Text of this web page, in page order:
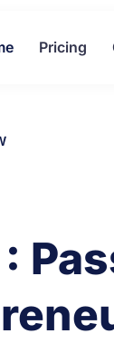
Pricing